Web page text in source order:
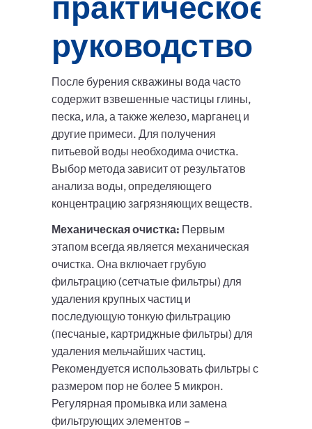
руководство
После бурения скважины вода часто
содержит взвешенные частицы глины,
песка, ила, а также железо, марганец и
другие примеси. Для получения
питьевой воды необходима очистка.
Выбор метода зависит от результатов
анализа воды, определяющего
концентрацию загрязняющих веществ.
Механическая очистка: Первым
этапом всегда является механическая
очистка. Она включает грубую
фильтрацию (сетчатые фильтры) для
удаления крупных частиц и
последующую тонкую фильтрацию
(песчаные, картриджные фильтры) для
удаления мельчайших частиц.
Рекомендуется использовать фильтры с
размером пор не более 5 микрон.
Регулярная промывка или замена
фильтрующих элементов –